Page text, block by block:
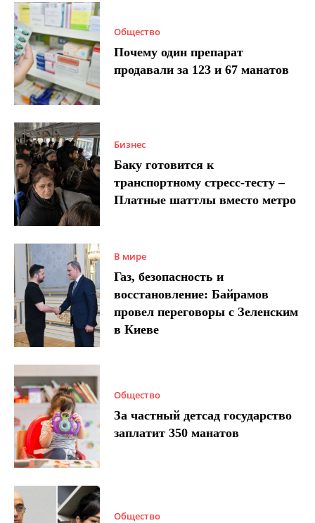
Общество
Почему один препарат
продавали за 123 и 67 манатов
Бизнес
Баку готовится к
транспортному стресс-тесту –
Платные шаттлы вместо метро
В мире
Газ, безопасность и
восстановление: Байрамов
провел переговоры с Зеленским
в Киеве
Общество
За частный детсад государство
заплатит 350 манатов
Общество